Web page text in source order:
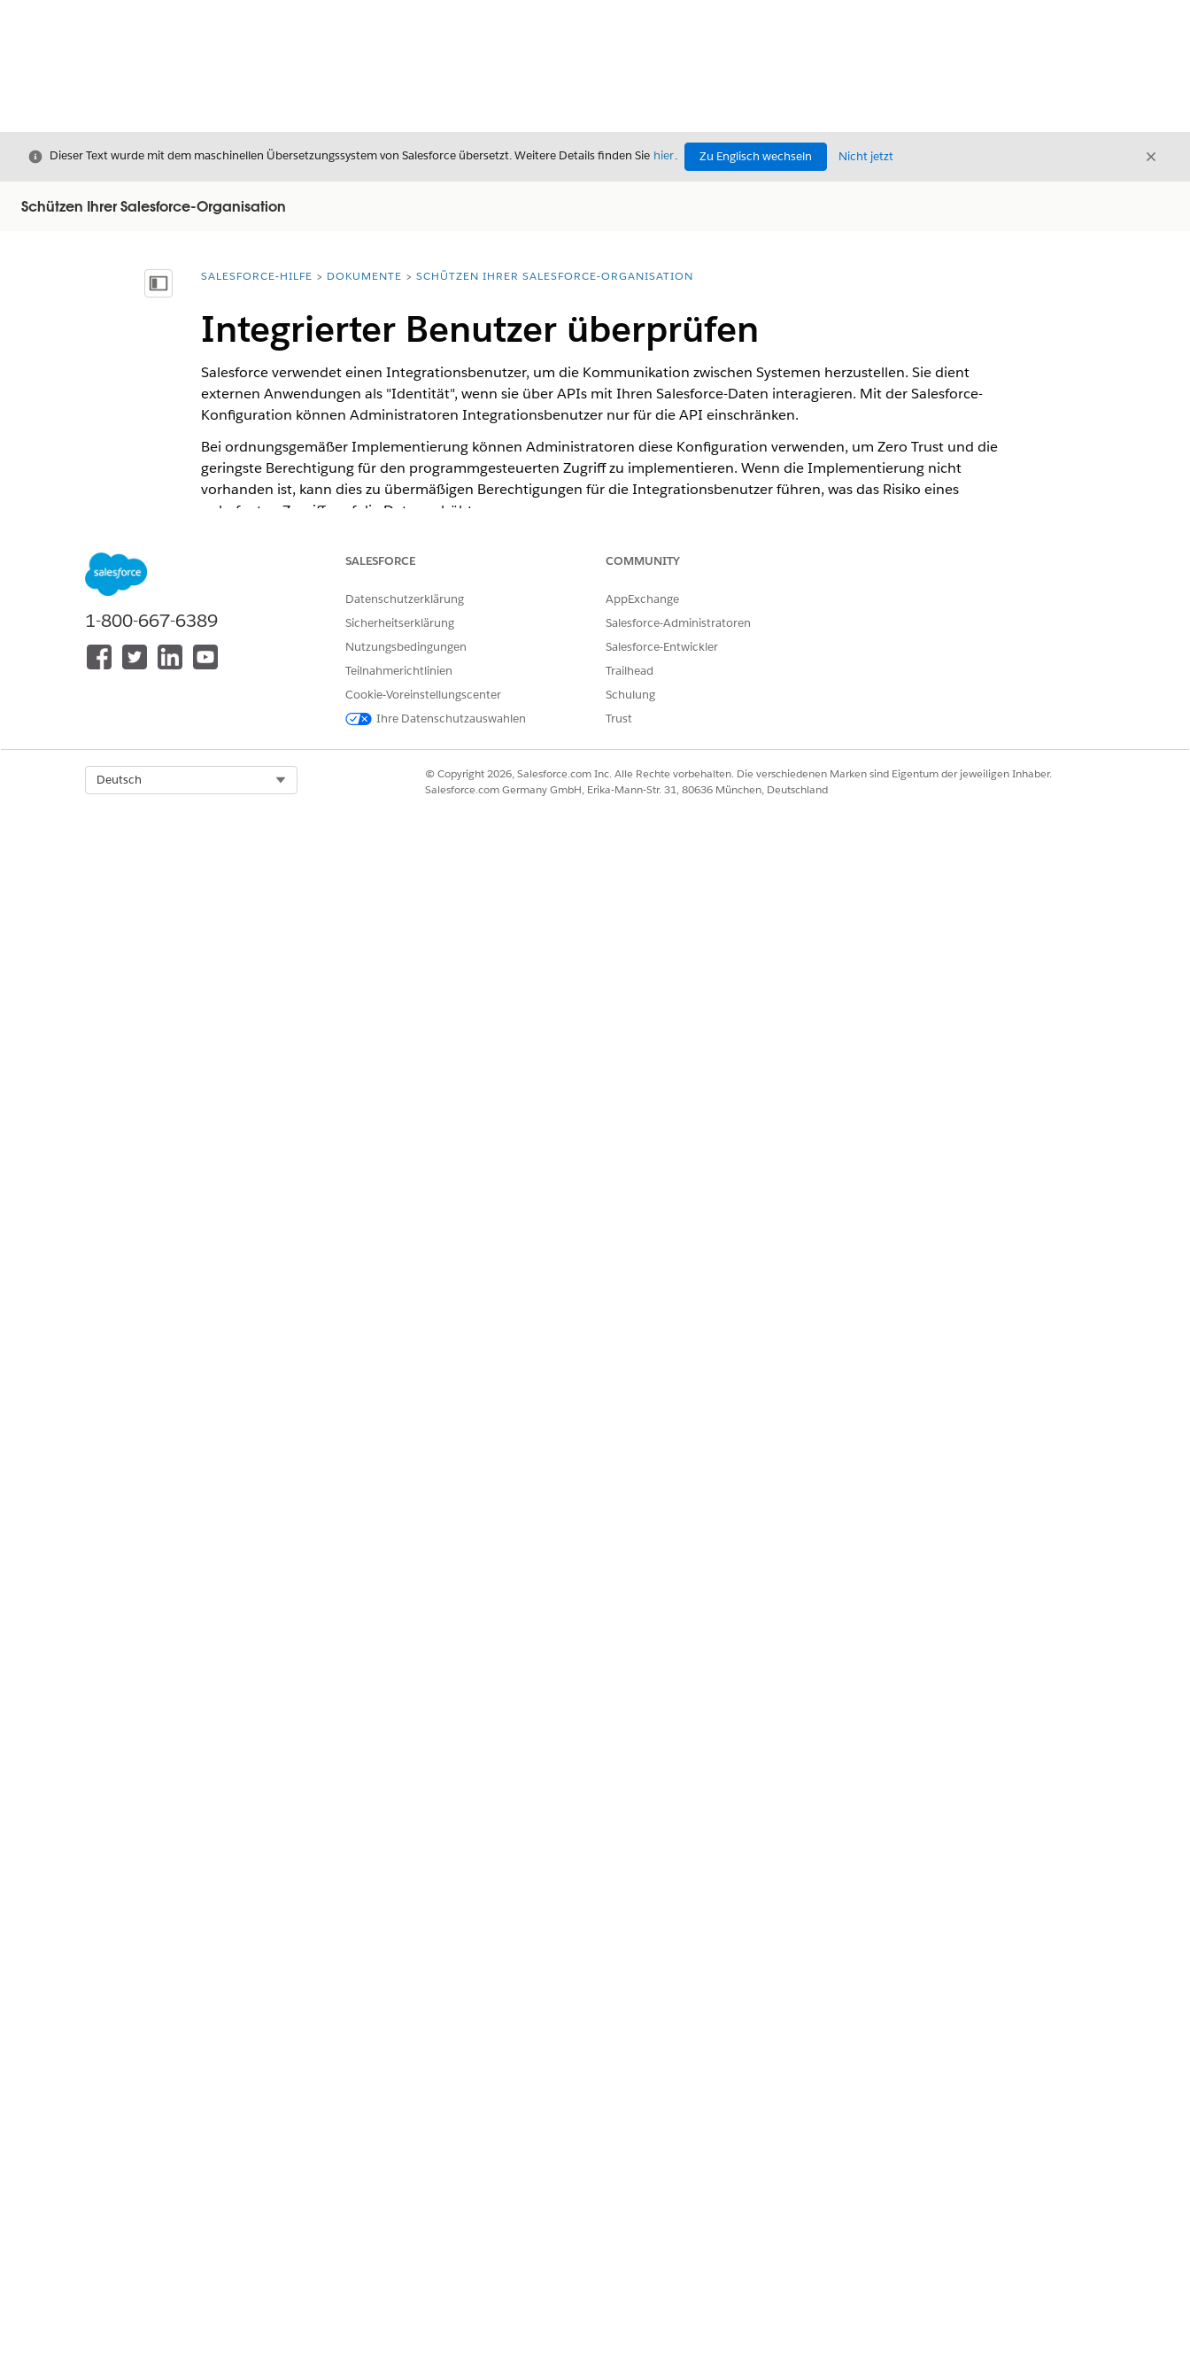
Schließen
Dieser Text wurde mit dem maschinellen Übersetzungssystem von Salesforce übersetzt. Weitere Details finden Sie hier. Zu Englisch wechseln Nicht jetzt
Schützen Ihrer Salesforce-Organisation
Inhalt anzeigenSie befinden sich hier:
SALESFORCE-HILFE DOKUMENTE SCHÜTZEN IHRER SALESFORCE-ORGANISATION
Integrierter Benutzer überprüfen
Salesforce verwendet einen Integrationsbenutzer, um die Kommunikation zwischen Systemen herzustellen. Sie dient
externen Anwendungen als "Identität", wenn sie über APIs mit Ihren Salesforce-Daten interagieren. Mit der Salesforce-
Konfiguration können Administratoren Integrationsbenutzer nur für die API einschränken.
Bei ordnungsgemäßer Implementierung können Administratoren diese Konfiguration verwenden, um Zero Trust und die
geringste Berechtigung für den programmgesteuerten Zugriff zu implementieren. Wenn die Implementierung nicht
vorhanden ist, kann dies zu übermäßigen Berechtigungen für die Integrationsbenutzer führen, was das Risiko eines
unbefugten Zugriffs auf die Daten erhöht.
Schränkt Systemidentitäten, beispielsweise Integrationsbenutzer, nur auf den programmgesteuerten Zugriff ein und erzwingt das Prinzip
KONNTEN SIE IHR PROBLEM MITHILFE DIESES ARTIKELS LÖSEN?
1-800-667-6389
SALESFORCE
Datenschutzerklärung
Sicherheitserklärung
Nutzungsbedingungen
Teilnahmerichtlinien
Cookie-Voreinstellungscenter
Ihre Datenschutzauswahlen
COMMUNITY
AppExchange
Salesforce-Administratoren
Salesforce-Entwickler
Trailhead
Schulung
Trust
Deutsch
© Copyright 2026, Salesforce.com Inc. Alle Rechte vorbehalten. Die verschiedenen Marken sind Eigentum der jeweiligen Inhaber.
Salesforce.com Germany GmbH, Erika-Mann-Str. 31, 80636 München, Deutschland